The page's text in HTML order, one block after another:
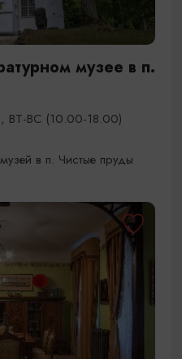
музее в п.
ВТ-ВС (10.00-18.00)
в п. Чистые пруды